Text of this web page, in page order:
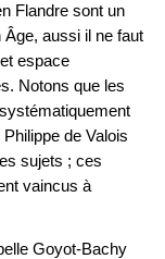
Flandre sont un
aussi il ne faut
espace
Notons que les
de Valois
sujets ; ces
vaincus à
Goyot-Bachy